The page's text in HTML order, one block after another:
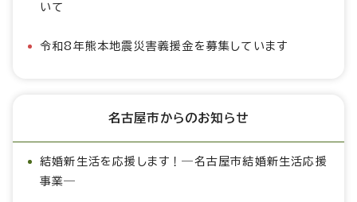
いて
令和8年熊本地震災害義援金を募集しています
名古屋市からのお知らせ
結婚新生活を応援します！―名古屋市結婚新生活応援
事業―